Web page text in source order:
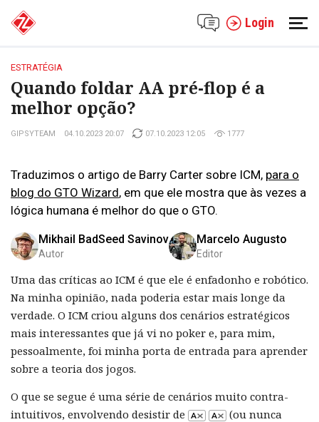
Login
ESTRATÉGIA
Quando foldar AA pré-flop é a
melhor opção?
GIPSYTEAM 04.10.2023 20:07 07.10.2023 12:05 1777
Traduzimos o artigo de Barry Carter sobre ICM, para o
blog do GTO Wizard, em que ele mostra que às vezes a
lógica humana é melhor do que o GTO.
Mikhail BadSeed Savinov
Autor
Marcelo Augusto
Editor
Uma das críticas ao ICM é que ele é enfadonho e robótico.
Na minha opinião, nada poderia estar mais longe da
verdade. O ICM criou alguns dos cenários estratégicos
mais interessantes que já vi no poker e, para mim,
pessoalmente, foi minha porta de entrada para aprender
sobre a teoria dos jogos.
O que se segue é uma série de cenários muito contra-
intuitivos, envolvendo desistir de
(ou nunca